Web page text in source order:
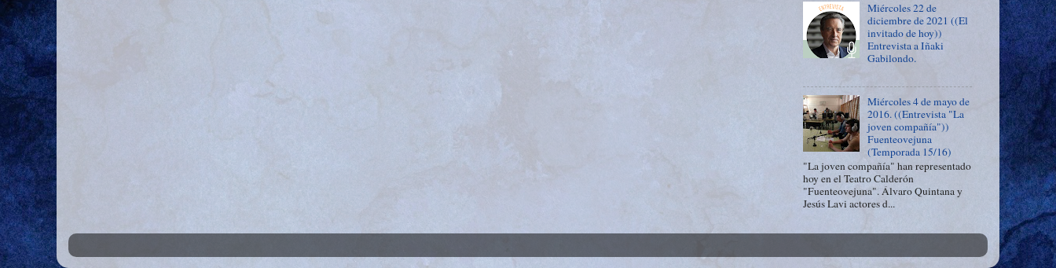
Miércoles 22 de
diciembre de 2021 ((El
invitado de hoy))
Entrevista a Iñaki
Gabilondo.
Miércoles 4 de mayo de
2016. ((Entrevista "La
joven compañía"))
Fuenteovejuna
(Temporada 15/16)
"La joven compañía" han representado
hoy en el Teatro Calderón
"Fuenteovejuna". Álvaro Quintana y
Jesús Lavi actores d...